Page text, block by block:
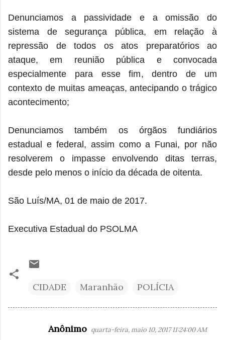
Denunciamos a passividade e a omissão do
sistema de segurança pública, em relação à
repressão de todos os atos preparatórios ao
ataque, em reunião pública e convocada
especialmente para esse fim, dentro de um
contexto de muitas ameaças, antecipando o trágico
acontecimento;
Denunciamos também os órgãos fundiários
estadual e federal, assim como a Funai, por não
resolverem o impasse envolvendo ditas terras,
desde pelo menos o início da década de oitenta.
São Luís/MA, 01 de maio de 2017.
Executiva Estadual do PSOLMA
CIDADE Maranhão POLÍCIA
Anônimo quarta-feira, maio 10, 2017 11:24:00 AM